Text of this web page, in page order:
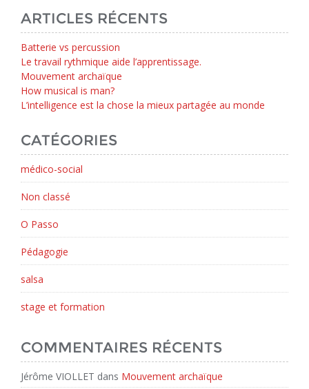
ARTICLES RÉCENTS
Batterie vs percussion
Le travail rythmique aide l’apprentissage.
Mouvement archaïque
How musical is man?
L’intelligence est la chose la mieux partagée au monde
CATÉGORIES
médico-social
Non classé
O Passo
Pédagogie
salsa
stage et formation
COMMENTAIRES RÉCENTS
Jérôme VIOLLET dans Mouvement archaïque